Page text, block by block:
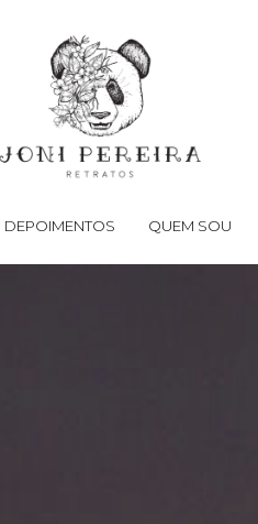
DEPOIMENTOS QUEM SOU